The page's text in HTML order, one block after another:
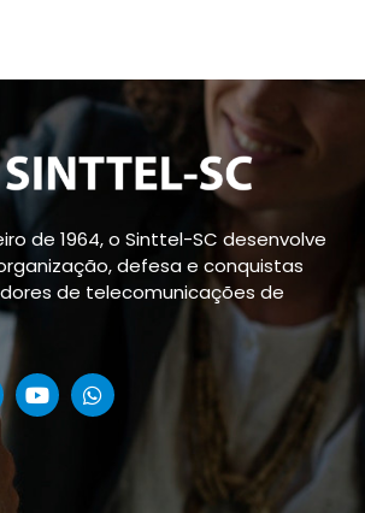
de 1964, o Sinttel-SC desenvolve
defesa e conquistas
de telecomunicações de